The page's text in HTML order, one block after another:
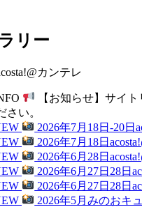
リー
カンテレ
【お知らせ】サイ
さい。
2026年7月18日-20日
2026年7月18日
2026年6月28日
2026年6月27日28日
2026年6月27日28日
2026年5月みのおキ